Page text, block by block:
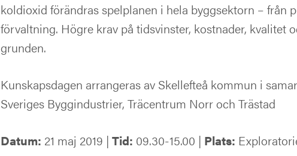
koldioxid förändras spelplanen i hela byggsektorn –
förvaltning. Högre krav på tidsvinster, kostnader, kvalitet
grunden.
Kunskapsdagen arrangeras av Skellefteå kommun i
Sveriges Byggindustrier, Träcentrum Norr och Trästad
Datum: 21 maj 2019 | Tid: 09.30-15.00 | Plats: